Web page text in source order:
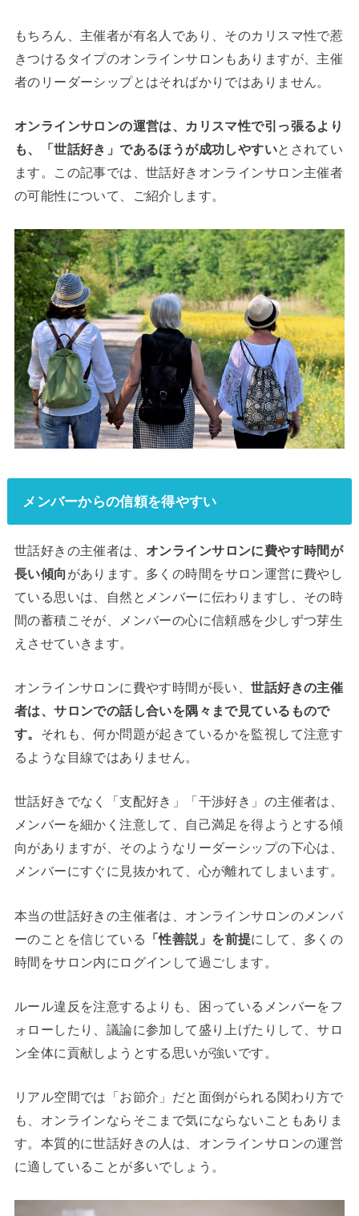
もちろん、主催者が有名人であり、そのカリスマ性で惹
きつけるタイプのオンラインサロンもありますが、主催
者のリーダーシップとはそればかりではありません。
オンラインサロンの運営は、カリスマ性で引っ張るより
も、「世話好き」であるほうが成功しやすいとされてい
ます。この記事では、世話好きオンラインサロン主催者
の可能性について、ご紹介します。
メンバーからの信頼を得やすい
世話好きの主催者は、 オンラインサロンに費やす時間が
長い傾向 があります。多くの時間をサロン運営に費やし
ている思いは、自然とメンバーに伝わりますし、その時
間の蓄積こそが、メンバーの心に信頼感を少しずつ芽生
えさせていきます。
オンラインサロンに費やす時間が長い、世話好きの主催
者は、サロンでの話し合いを隅々まで見ているもので
す。 それも、何か問題が起きているかを監視して注意す
るような目線ではありません。
世話好きでなく「支配好き」「干渉好き」の主催者は、
メンバーを細かく注意して、自己満足を得ようとする傾
向がありますが、そのようなリーダーシップの下心は、
メンバーにすぐに見抜かれて、心が離れてしまいます。
本当の世話好きの主催者は、オンラインサロンのメンバ
ーのことを信じている
「性善説」を前提にして、多くの
時間をサロン内にログインして過ごします。
ルール違反を注意するよりも、困っているメンバーをフ
ォローしたり、議論に参加して盛り上げたりして、サロ
ン全体に貢献しようとする思いが強いです。
リアル空間では「お節介」だと面倒がられる関わり方で
も、オンラインならそこまで気にならないこともありま
す。本質的に世話好きの人は、オンラインサロンの運営
に適していることが多いでしょう。